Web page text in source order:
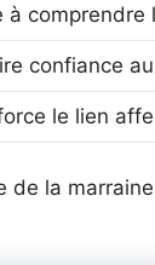
à comprendre
confiance
le lien
de la